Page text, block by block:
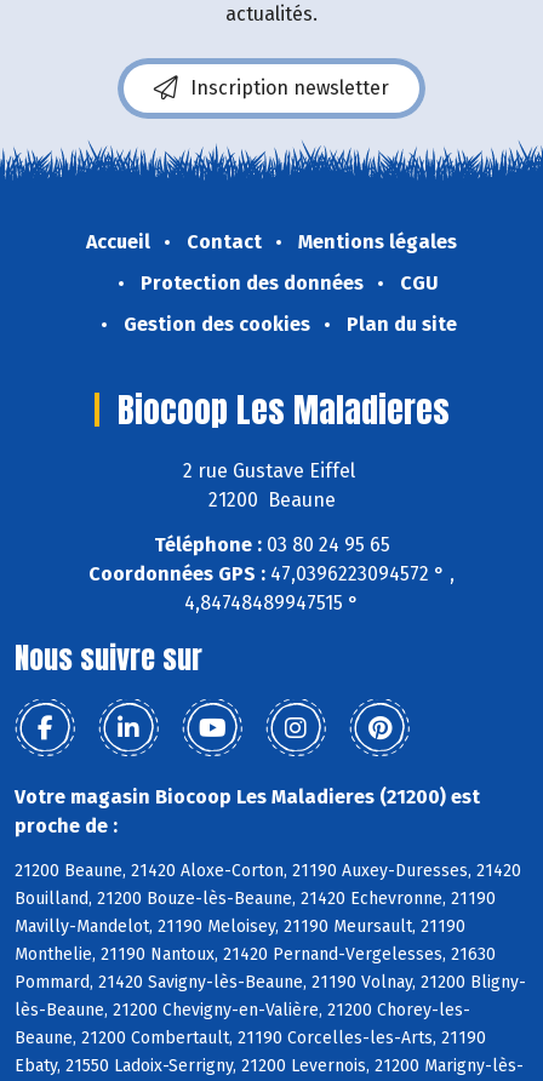
actualités.
Inscription newsletter
Accueil Contact
Mentions légales
Protection des données
CGU
Gestion des cookies
Plan du site
Biocoop Les Maladieres
2 rue Gustave Eiffel
21200 Beaune
Téléphone :03 80 24 95 65
Coordonnées GPS : 47,0396223094572 ° ,
4,84748489947515 °
Nous suivre sur
Votre magasin Biocoop Les Maladieres (21200) est
proche de :
21200 Beaune, 21420 Aloxe-Corton, 21190 Auxey-Duresses, 21420
Bouilland, 21200 Bouze-lès-Beaune, 21420 Echevronne, 21190
Mavilly-Mandelot, 21190 Meloisey, 21190 Meursault, 21190
Monthelie, 21190 Nantoux, 21420 Pernand-Vergelesses, 21630
Pommard, 21420 Savigny-lès-Beaune, 21190 Volnay, 21200 Bligny-
lès-Beaune, 21200 Chevigny-en-Valière, 21200 Chorey-les-
Beaune, 21200 Combertault, 21190 Corcelles-les-Arts, 21190
Ebaty, 21550 Ladoix-Serrigny, 21200 Levernois, 21200 Marigny-lès-